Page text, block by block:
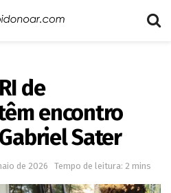
de
encontro
Sater
de 2026 Tempo de leitura: 2 mins